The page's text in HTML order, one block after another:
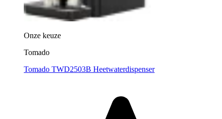
Onze keuze
Tomado
Tomado TWD2503B Heetwaterdispenser